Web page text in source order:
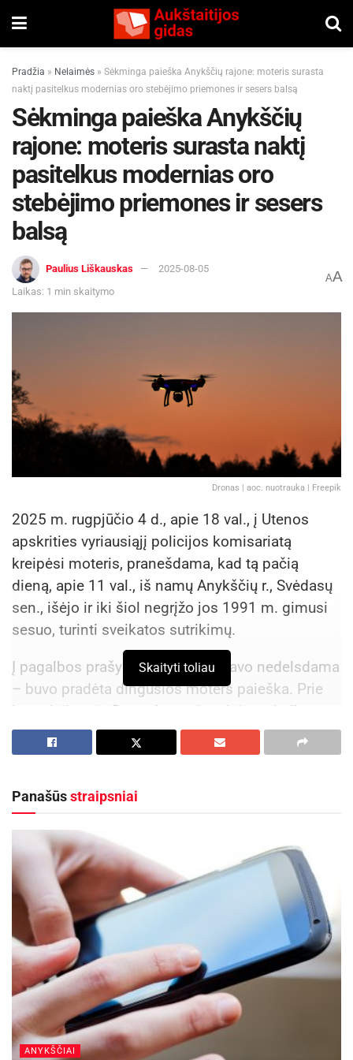
Pradžia » Nelaimės » Sėkminga paieška Anykščių rajone: moteris surasta
naktį pasitelkus modernias oro stebėjimo priemones ir sesers balsą
Sėkminga paieška Anykščių
rajone: moteris surasta naktį
pasitelkus modernias oro
stebėjimo priemones ir sesers
balsą
Paulius Liškauskas
2025-08-05
Laikas: 1 min skaitymo
AA
Dronas | aoc. nuotrauka | Freepik
2025 m. rugpjūčio 4 d., apie 18 val., į Utenos
apskrities vyriausiąjį policijos komisariatą
kreipėsi moteris, pranešdama, kad tą pačią
dieną, apie 11 val., iš namų Anykščių r., Svėdasų
sen., išėjo ir iki šiol negrįžo jos 1991 m. gimusi
sesuo, turinti sveikatos sutrikimų.
Į pagalbos prašymą policija reagavo nedelsdama
– buvo pradėta dingusios moters paieška. Prie
jos prisijungė „Dronų kuopa“ nariai, pasitelkę
naktinio matymo bepiločius orlaivius su
termovizoriais, taip pat aktyviai įsitraukė Utenos
Apie 22.20 val., už kelių kilometrų nuo
gyvenamosios vietos, atviroje pievoje bepilotis
orlaivis užfiksavo žmogaus siluetą. Paleidus
specialiai parengtą garso įrašą su sesers balsu,
moteris sureagavo – tai padėjo paieškos grupei
tiksliai nustatyti jos buvimo vietą. Išsekusi ir
pavargusi, ji buvo nedelsiant perduota
medikams.
Aktualios naujienos
Anykščių rajono gyventojams „Smurtinio elgesio
Skaityti toliau
Panašūsstraipsniai
ANYKŠČIAI